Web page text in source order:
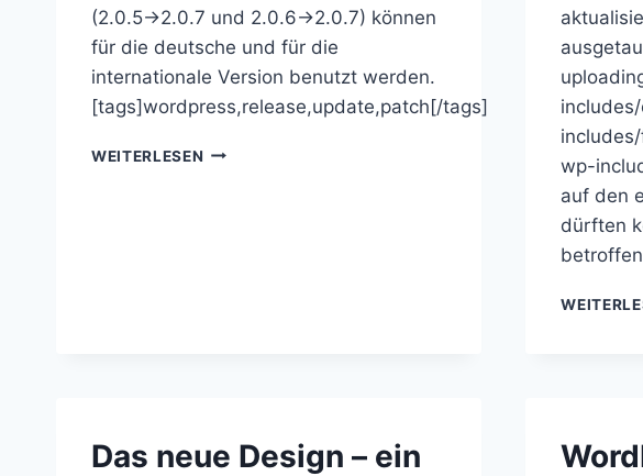
(2.0.5->2.0.7 und 2.0.6->2.0.7) können
für die deutsche und für die
internationale Version benutzt werden.
[tags]wordpress,release,update,patch[/tags]
WEITERLESEN WORDPRESS
wp-
auf den
dürften
Das neue Design – ein